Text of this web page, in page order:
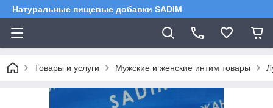
Натуральные пищевые добавки SADIM
Товары и услуги Мужские и женские интим товары